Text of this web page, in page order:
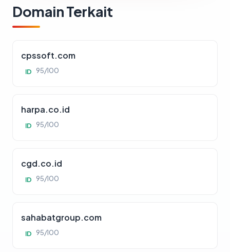
Domain Terkait
cpssoft.com
ID 95/100
harpa.co.id
ID 95/100
cgd.co.id
ID 95/100
sahabatgroup.com
ID 95/100